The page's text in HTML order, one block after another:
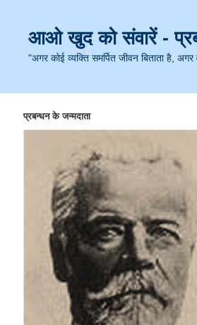
आओ खुद को संवारें -
"अगर कोई व्यक्ति समर्पित जीवन बिताता है,
प्रबन्धन के जन्मदाता